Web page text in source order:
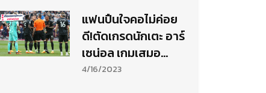
แฟนปืนใจคอไม่ค่อย
ดี!ตัดเกรดนักเตะ อาร์
เซน่อล เกมเสมอ
เวสต์แฮม
4/16/2023